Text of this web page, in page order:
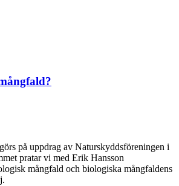
på uppdrag av Naturskyddsföreningen i
pratar vi med Erik Hansson
mångfald och biologiska mångfaldens